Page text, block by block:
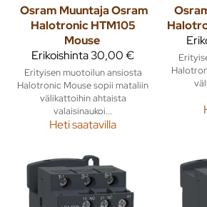
Osram Muuntaja Osram
Halotronic HTM105
Mouse
Erikoishinta30,00 €
Erityisen muotoilun ansiosta
Halotronic Mouse sopii mataliin
välikattoihin ahtaista
valaisinaukoi...
Heti saatavilla